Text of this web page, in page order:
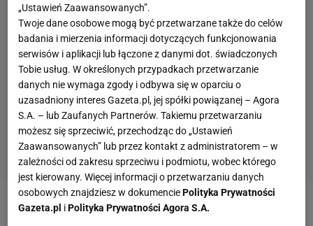
W zeszłym tygodniu pisaliśmy o tym,
„Ustawień Zaawansowanych”.
Twoje dane osobowe mogą być przetwarzane także do celów
badania i mierzenia informacji dotyczących funkcjonowania
serwisów i aplikacji lub łączone z danymi dot. świadczonych
Tobie usług. W określonych przypadkach przetwarzanie
danych nie wymaga zgody i odbywa się w oparciu o
uzasadniony interes Gazeta.pl, jej spółki powiązanej – Agora
S.A. – lub Zaufanych Partnerów. Takiemu przetwarzaniu
możesz się sprzeciwić, przechodząc do „Ustawień
Zaawansowanych” lub przez kontakt z administratorem – w
zależności od zakresu sprzeciwu i podmiotu, wobec którego
jest kierowany. Więcej informacji o przetwarzaniu danych
osobowych znajdziesz w dokumenciePolityka Prywatności
Gazeta.pl iPolityka Prywatności Agora S.A.